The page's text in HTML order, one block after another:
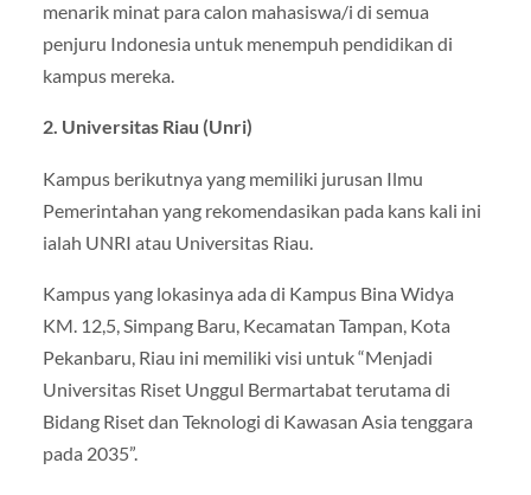
menarik minat para calon mahasiswa/i di semua
penjuru Indonesia untuk menempuh pendidikan di
kampus mereka.
2. Universitas Riau (Unri)
Kampus berikutnya yang memiliki jurusan Ilmu
Pemerintahan yang rekomendasikan pada kans kali ini
ialah UNRI atau Universitas Riau.
Kampus yang lokasinya ada di Kampus Bina Widya
KM. 12,5, Simpang Baru, Kecamatan Tampan, Kota
Pekanbaru, Riau ini memiliki visi untuk “Menjadi
Universitas Riset Unggul Bermartabat terutama di
Bidang Riset dan Teknologi di Kawasan Asia tenggara
pada 2035”.